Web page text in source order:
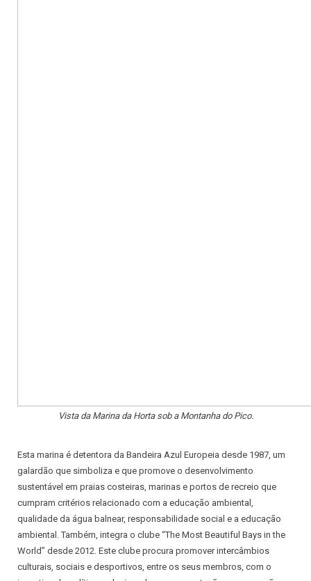
Vista da Marina da Horta sob a Montanha do Pico.
Esta marina é detentora da Bandeira Azul Europeia desde 1987, um
galardão que simboliza e que promove o desenvolvimento
sustentável em praias costeiras, marinas e portos de recreio que
cumpram critérios relacionado com a educação ambiental,
qualidade da água balnear, responsabilidade social e a educação
ambiental. Também, integra o clube “The Most Beautiful Bays in the
World” desde 2012. Este clube procura promover intercâmbios
culturais, sociais e desportivos, entre os seus membros, com o